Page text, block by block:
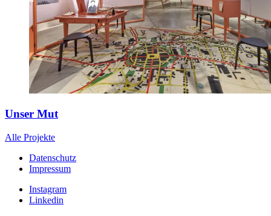
Unser Mut
Alle Projekte
Datenschutz
Impressum
Instagram
Linkedin